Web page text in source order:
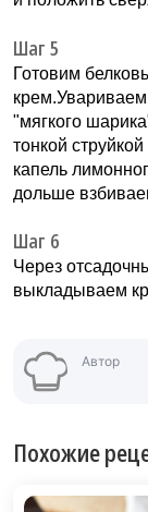
Шаг 5
Готовим
"мягкого
тонкой
капель
дольше
Шаг 6
Через
выкладываем
Автор
Похожие